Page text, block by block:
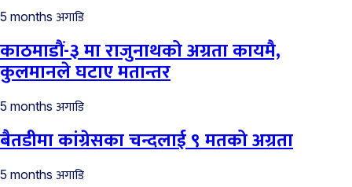
5 months अगाडि
काठमाडौं-३ मा राजुनाथको अग्रता कायमै,
कुलमानले घटाए मतान्तर
5 months अगाडि
बैतडीमा कांग्रेसका चन्दलाई ९ मतको अग्रता
5 months अगाडि